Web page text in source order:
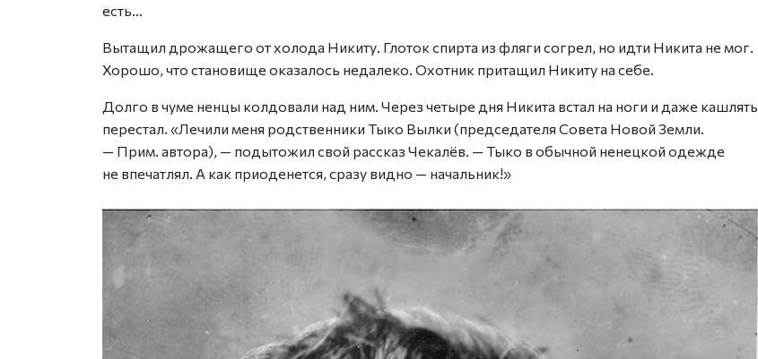
есть…
Вытащил дрожащего от холода Никиту. Глоток спирта из фляги согрел, но идти Никита не мог.
Хорошо, что становище оказалось недалеко. Охотник притащил Никиту на себе.
Долго в чуме ненцы колдовали над ним. Через четыре дня Никита встал на ноги и даже кашлять
перестал. «Лечили меня родственники Тыко Вылки (председателя Совета Новой Земли.
— Прим. автора), — подытожил свой рассказ Чекалёв. — Тыко в обычной ненецкой одежде
не впечатлял. А как приоденется, сразу видно — начальник!»